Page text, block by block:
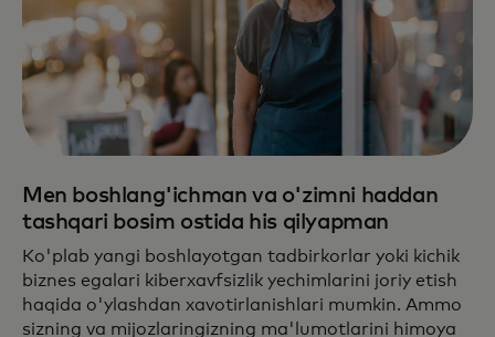
Men boshlang'ichman va o'zimni haddan
tashqari bosim ostida his qilyapman
Ko'plab yangi boshlayotgan tadbirkorlar yoki kichik
biznes egalari kiberxavfsizlik yechimlarini joriy etish
haqida o'ylashdan xavotirlanishlari mumkin. Ammo
sizning va mijozlaringizning ma'lumotlarini himoya